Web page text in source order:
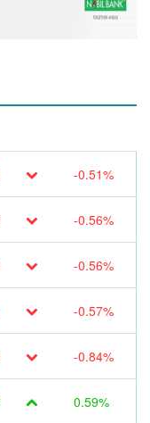
-0.51%
-0.56%
-0.56%
-0.57%
-0.84%
0.59%